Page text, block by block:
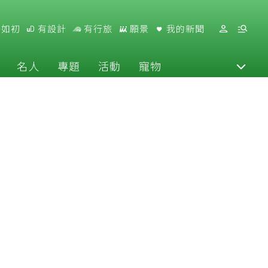
初 有設計 有行旅 願景 我的新聞
名人 專題 活動 寵物